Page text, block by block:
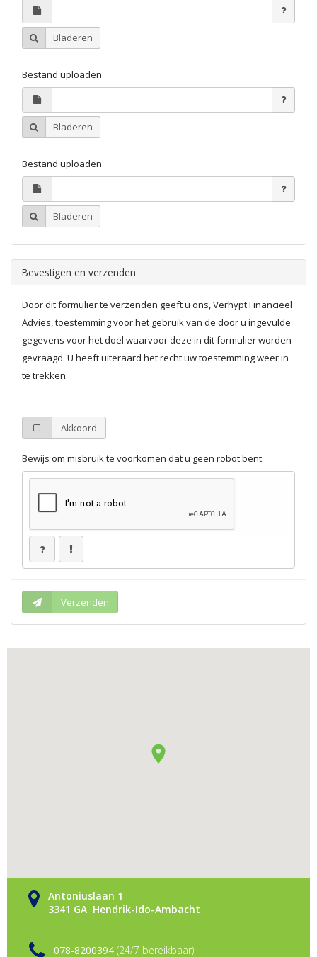
Antoniuslaan 1
3341 GA Hendrik-Ido-Ambacht
078-8200394 (24/7 bereikbaar)